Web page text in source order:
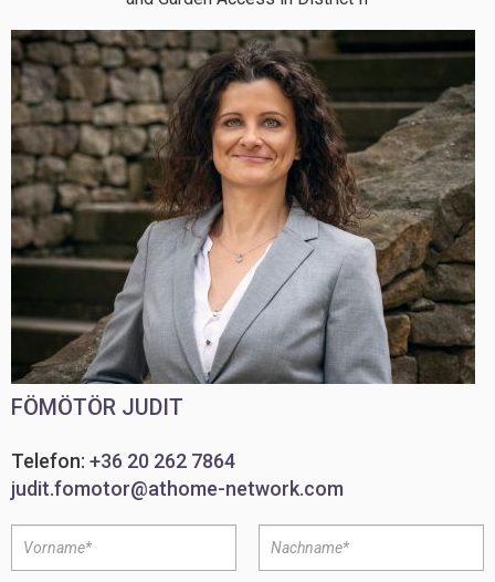
FÖMÖTÖR JUDIT
Telefon: +36 20 262 7864
judit.fomotor@athome-network.com